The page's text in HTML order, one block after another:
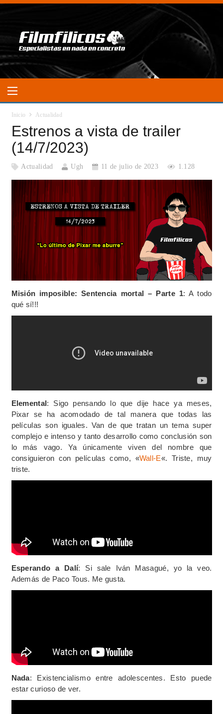
Inicio Actualidad
Estrenos a vista de trailer
(14/7/2023)
Actualidad Ugh 11 de julio de 2023 1.128
Misión imposible: Sentencia mortal – Parte 1: A todo
qué sí!!!
Elemental: Sigo pensando lo que dije hace ya meses,
Pixar se ha acomodado de tal manera que todas las
películas son iguales. Van de que tratan un tema super
complejo e intenso y tanto desarrollo como conclusión son
lo más vago. Ya únicamente viven del nombre que
consiguieron con películas como, «Wall-E«. Triste, muy
triste.
Esperando a Dalí: Si sale Iván Masagué, yo la veo.
Además de Paco Tous. Me gusta.
Nada: Existencialismo entre adolescentes. Esto puede
estar curioso de ver.